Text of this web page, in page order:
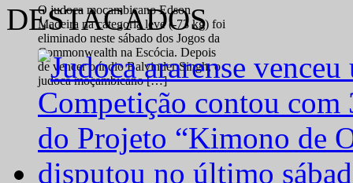
O judoca moçambicano Edson
Madeira na categoria leve (-73 kg) foi
eliminado neste sábado dos Jogos da
Commonwealth na Escócia. Depois
de vencer o índio Balvinder Singh, o
judoca moçambicano […]
DESTACADOS